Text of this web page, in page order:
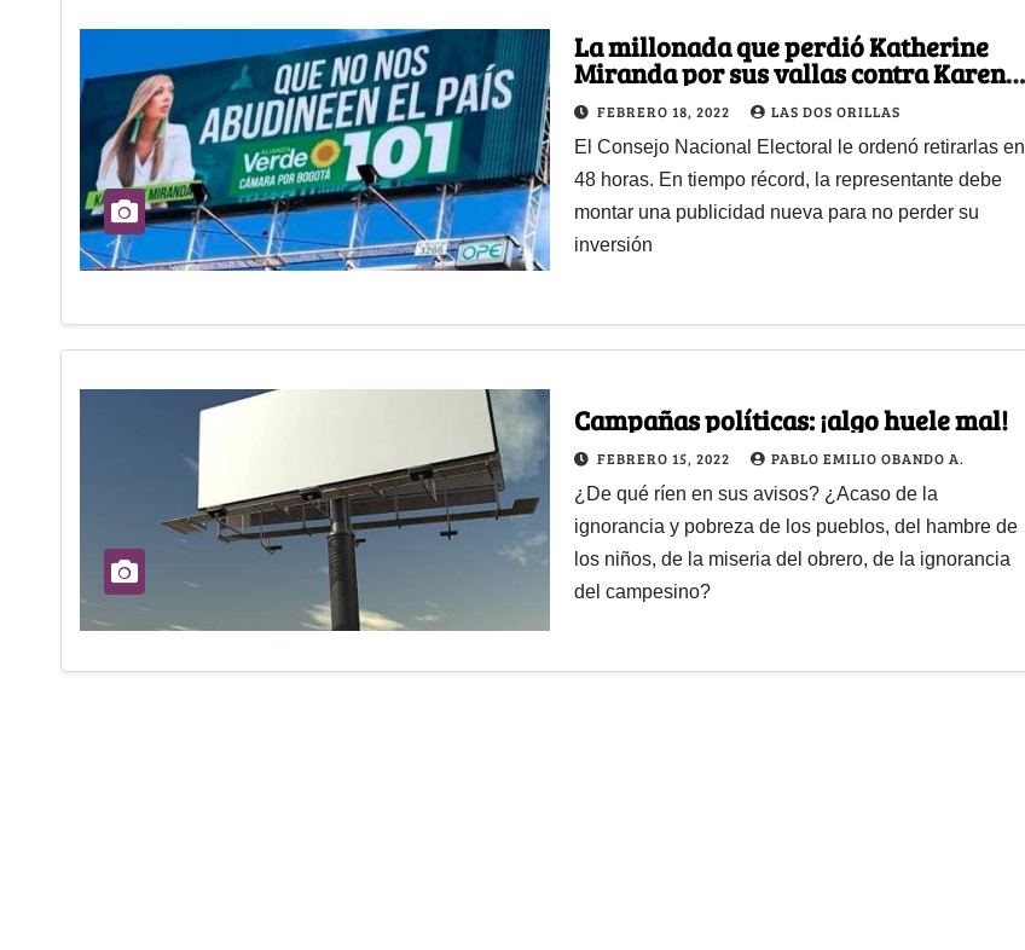
La millonada que perdió Katherine
Miranda por sus vallas contra Karen
Abudinen
FEBRERO 18, 2022 LAS DOS ORILLAS
El Consejo Nacional Electoral le ordenó retirarlas en
48 horas. En tiempo récord, la representante debe
montar una publicidad nueva para no perder su
inversión
Campañas políticas: ¡algo huele mal!
FEBRERO 15, 2022 PABLO EMILIO OBANDO A.
¿De qué ríen en sus avisos? ¿Acaso de la
ignorancia y pobreza de los pueblos, del hambre de
los niños, de la miseria del obrero, de la ignorancia
del campesino?